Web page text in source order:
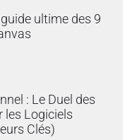
ultime des 9
: Le Duel des
les Logiciels
Clés)